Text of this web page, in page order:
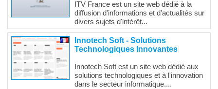
ITV France est un site web dédié à la
diffusion d'informations et d'actualités sur
divers sujets d'intérêt...
Innotech Soft - Solutions
Technologiques Innovantes
Innotech Soft est un site web dédié aux
solutions technologiques et à l'innovation
dans le secteur informatique....